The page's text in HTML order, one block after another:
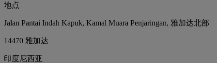
地点
Jalan Pantai Indah Kapuk, Kamal Muara Penjaringan, 雅加达北部
14470 雅加达
印度尼西亚